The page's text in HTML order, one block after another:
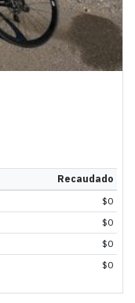
Recaudado
$0
$0
$0
$0